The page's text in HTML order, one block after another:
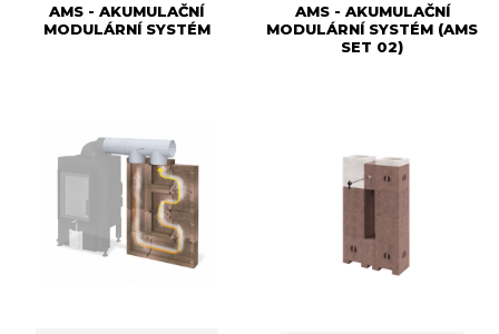
AMS - AKUMULAČNÍ
MODULÁRNÍ SYSTÉM
AMS - AKUMULAČNÍ
MODULÁRNÍ SYSTÉM (AMS
SET 02)